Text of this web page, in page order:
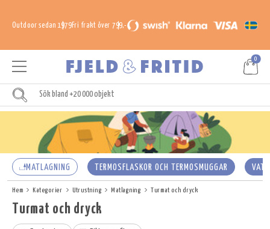
Outdoor sedan 1979Fri frakt över 799,-
0
MATLAGNING TERMOSFLASKOR OCH TERMOSMUGGAR
Hem Kategorier Utrustning Matlagning Turmat och dryck
Turmat och dryck